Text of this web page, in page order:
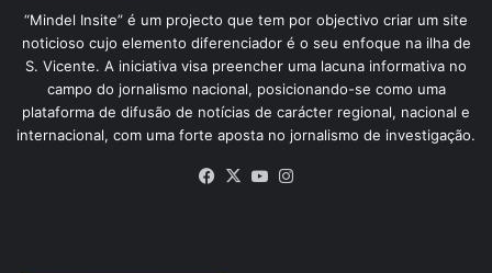
“Mindel Insite” é um projecto que tem por objectivo criar um site
noticioso cujo elemento diferenciador é o seu enfoque na ilha de
S. Vicente. A iniciativa visa preencher uma lacuna informativa no
campo do jornalismo nacional, posicionando-se como uma
plataforma de difusão de notícias de carácter regional, nacional e
internacional, com uma forte aposta no jornalismo de investigação.
Facebook
X YouTube